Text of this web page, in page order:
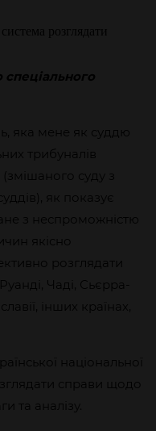
яка мене як суддю
трибуналів
суду з
як показує
з неспроможністю
якісно
розглядати
Чаді, Сьєрра-
інших країнах,
національної
справи щодо
та аналізу.